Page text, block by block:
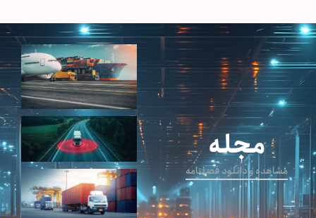
مجله
مشاهده و دانلود فصلنامه